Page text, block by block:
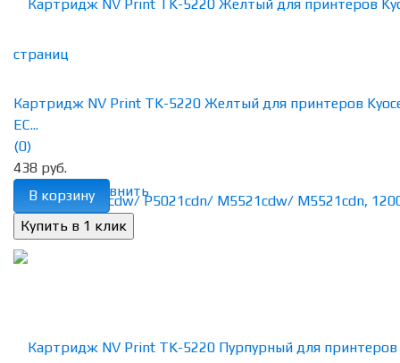
избранное сравнить
Картридж NV Print TK-5220 Желтый для принтеров
EC...
(0)
438 руб.
В корзину